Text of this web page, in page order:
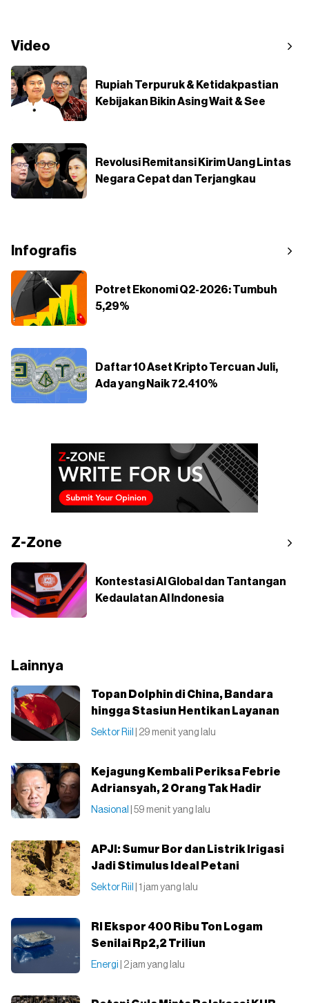
Video
Rupiah Terpuruk & Ketidakpastian
Kebijakan Bikin Asing Wait & See
Revolusi Remitansi Kirim Uang Lintas
Negara Cepat dan Terjangkau
Infografis
Potret Ekonomi Q2-2026: Tumbuh
5,29%
Daftar 10 Aset Kripto Tercuan Juli,
Ada yang Naik 72.410%
Z-Zone
Kontestasi AI Global dan Tantangan
Kedaulatan AI Indonesia
Lainnya
Topan Dolphin di China, Bandara
hingga Stasiun Hentikan Layanan
Sektor Riil | 29 menit yang lalu
Kejagung Kembali Periksa Febrie
Adriansyah, 2 Orang Tak Hadir
Nasional | 59 menit yang lalu
APJI: Sumur Bor dan Listrik Irigasi
Jadi Stimulus Ideal Petani
Sektor Riil | 1 jam yang lalu
RI Ekspor 400 Ribu Ton Logam
Senilai Rp2,2 Triliun
Energi | 2 jam yang lalu